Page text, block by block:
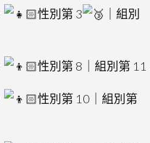
性別第 3
｜組別
性別第 8｜組別第 11
性別第 10｜組別第